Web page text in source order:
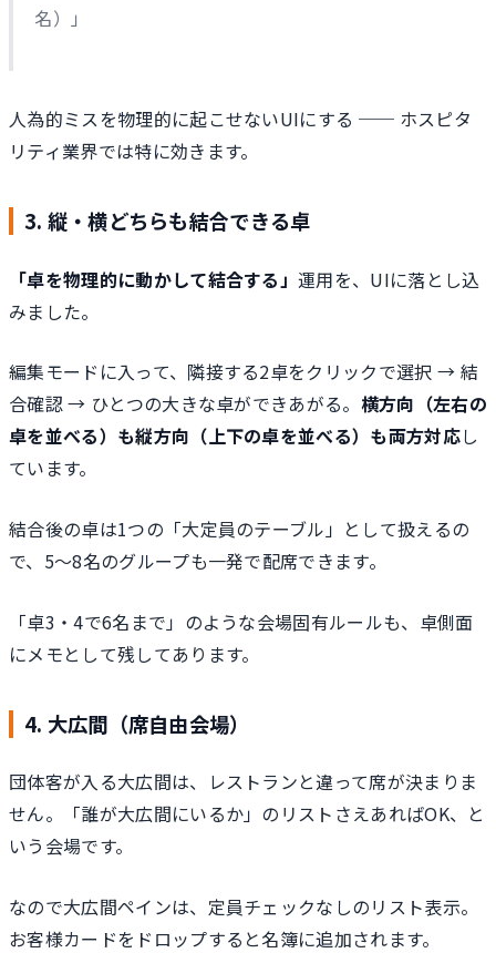
名）」
人為的ミスを物理的に起こせないUIにする ── ホスピタ
リティ業界では特に効きます。
3. 縦・横どちらも結合できる卓
「卓を物理的に動かして結合する」運用を、UIに落とし込
みました。
編集モードに入って、隣接する2卓をクリックで選択 → 結
合確認 → ひとつの大きな卓ができあがる。 横方向（左右の
卓を並べる）も縦方向（上下の卓を並べる）も両方対応し
ています。
結合後の卓は1つの「大定員のテーブル」として扱えるの
で、5〜8名のグループも一発で配席できます。
「卓3・4で6名まで」のような会場固有ルールも、卓側面
にメモとして残してあります。
4. 大広間（席自由会場）
団体客が入る大広間は、レストランと違って席が決まりま
せん。「誰が大広間にいるか」のリストさえあればOK、と
いう会場です。
なので大広間ペインは、定員チェックなしのリスト表示。
お客様カードをドロップすると名簿に追加されます。